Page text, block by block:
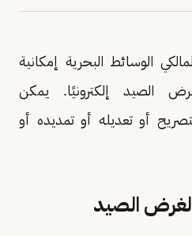
الوسائط البحرية إمكانية
الصيد إلكترونيًا. يمكن
أو تعديله أو تمديده أو
لغرض الصيد